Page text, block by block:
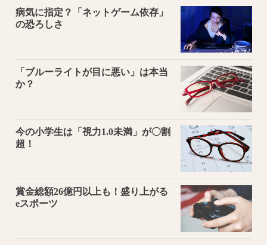
病気に指定？「ネットゲーム依存」
の恐ろしさ
「ブルーライトが目に悪い」は本当
か？
今の小学生は「視力1.0未満」が〇割
超！
賞金総額26億円以上も！盛り上がる
eスポーツ